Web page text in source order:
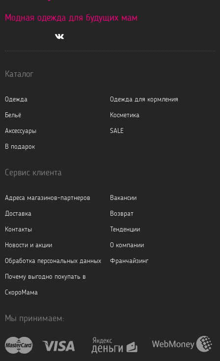
Модная одежда для будущих мам
Каталог
Одежда
Одежда для кормления
Бельё
Косметика
Аксессуары
SALE
В подарок
Сервис клиента
Адреса магазинов-партнеров
Вакансии
Доставка
Возврат
Контакты
Тенденции
Новости и акции
О компании
Обработка персональных данных
Франчайзинг
Почему выгодно покупать в
СкороМама
Мы принимаем: